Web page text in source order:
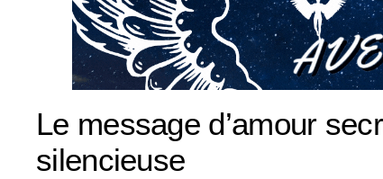
Le message d’amour
silencieuse